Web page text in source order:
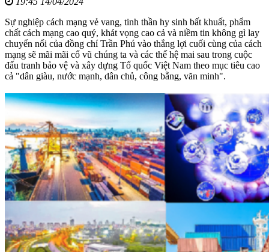
Sự nghiệp cách mạng vẻ vang, tinh thần hy sinh bất khuất, phẩm
chất cách mạng cao quý, khát vọng cao cả và niềm tin không gì lay
chuyển nổi của đồng chí Trần Phú vào thắng lợi cuối cùng của cách
mạng sẽ mãi mãi cổ vũ chúng ta và các thế hệ mai sau trong cuộc
đấu tranh bảo vệ và xây dựng Tổ quốc Việt Nam theo mục tiêu cao
cả "dân giàu, nước mạnh, dân chủ, công bằng, văn minh".